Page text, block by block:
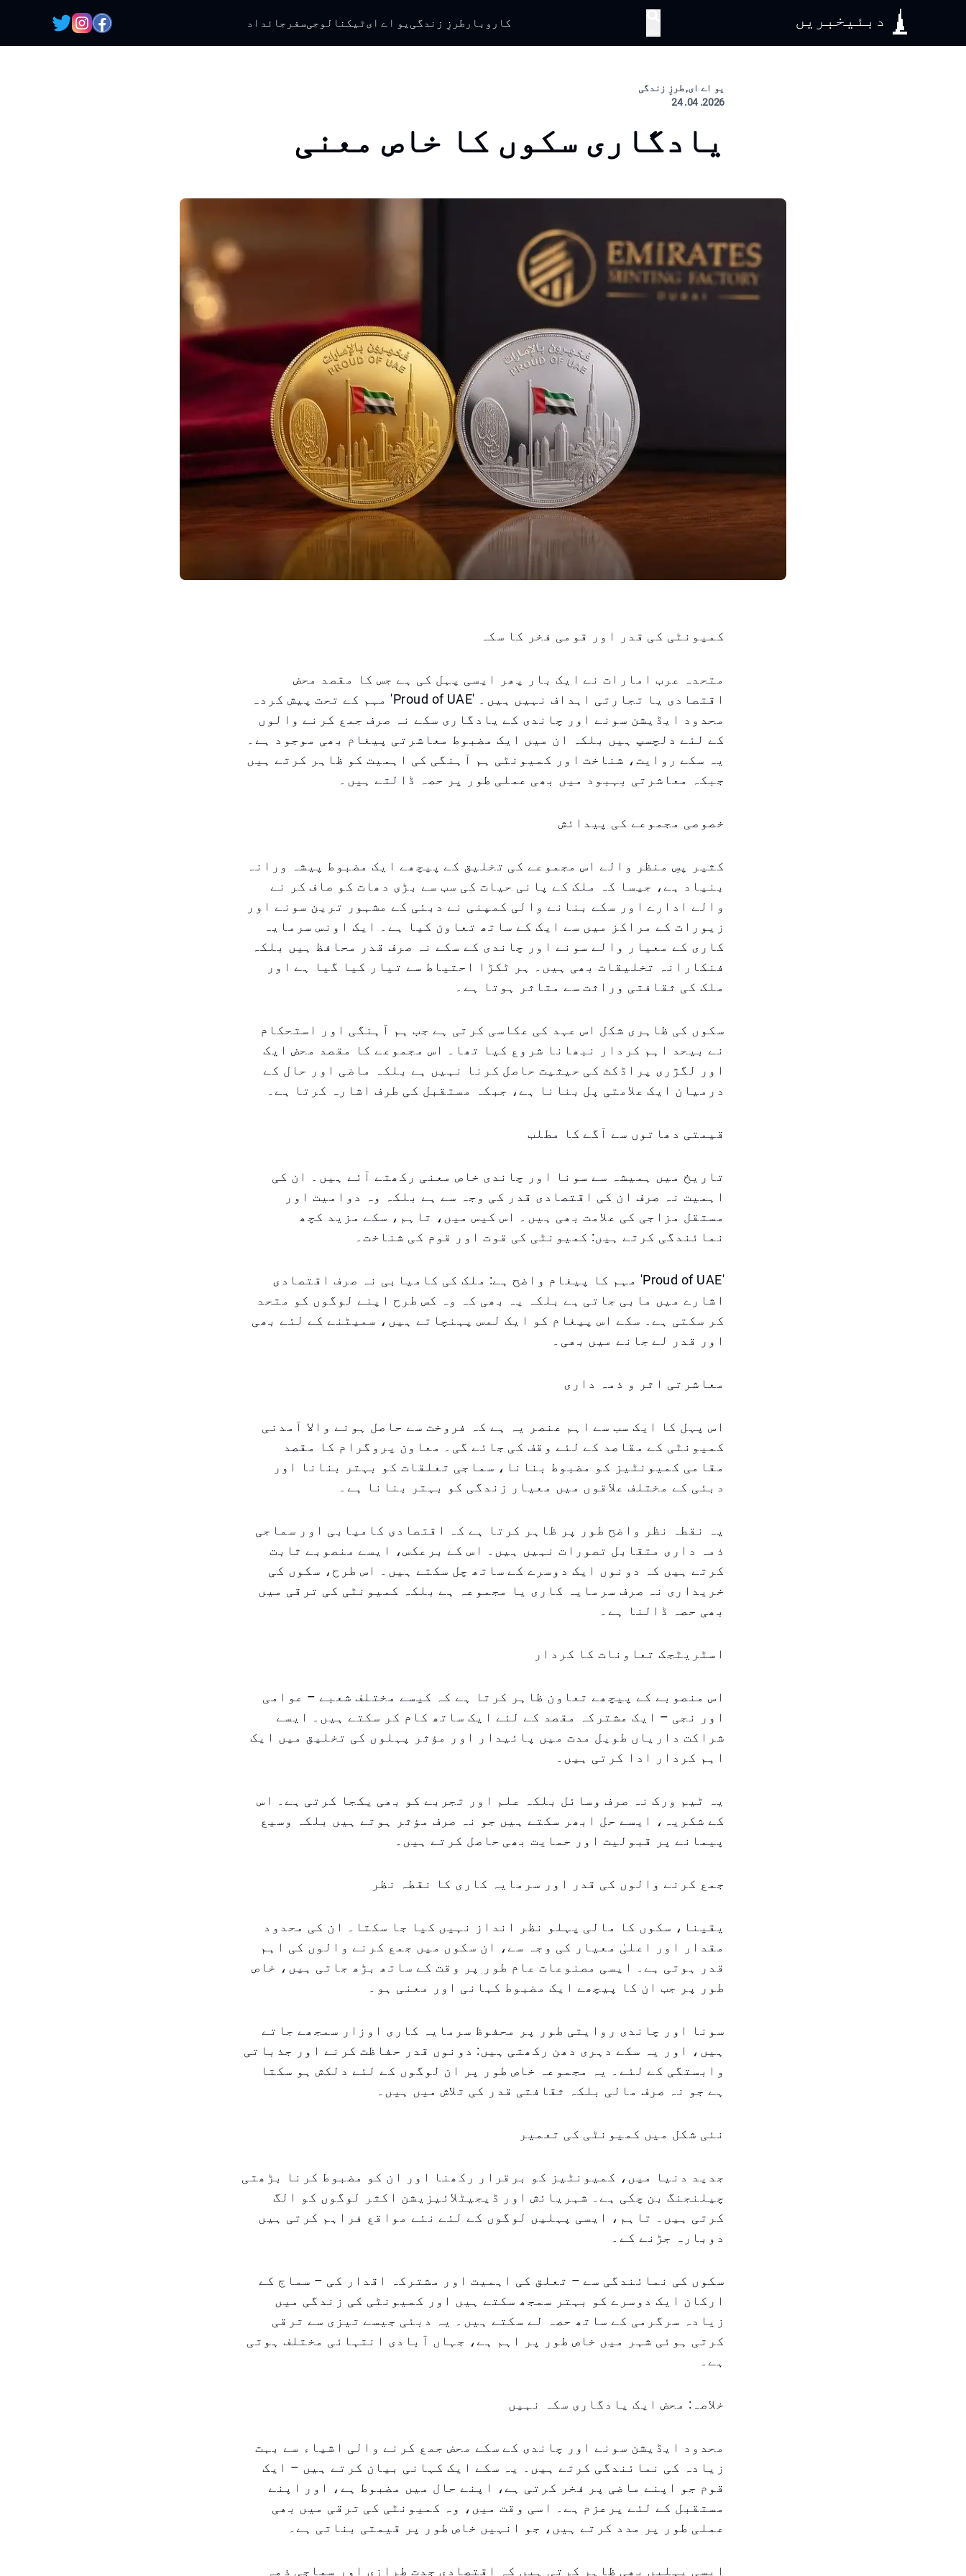
دبئیخبریں کاروبار طرزِ زندگی یو اے ایٹیکنالوجیسفر جائداد
یو اے ای, طرزِ زندگی
2026. 04. 24
یادگاری سکوں کا خاص معنی
کمیونٹی کی قدر اور قومی فخر کا سکہ
متحدہ عرب امارات نے ایک بار پھر ایسی پہل کی ہے جس کا مقصد محض
اقتصادی یا تجارتی اہداف نہیں ہیں۔ 'Proud of UAE' مہم کے تحت پیش کردہ
محدود ایڈیشن سونے اور چاندی کے یادگاری سکے نہ صرف جمع کرنے والوں
کے لئے دلچسپ ہیں بلکہ ان میں ایک مضبوط معاشرتی پیغام بھی موجود ہے۔
یہ سکے روایت، شناخت اور کمیونٹی ہم آہنگی کی اہمیت کو ظاہر کرتے ہیں
جبکہ معاشرتی بہبود میں بھی عملی طور پر حصہ ڈالتے ہیں۔
خصوصی مجموعے کی پیدائش
کثیر پسِ منظر والے اس مجموعے کی تخلیق کے پیچھے ایک مضبوط پیشہ ورانہ
بنیاد ہے، جیسا کہ ملک کے پانی حیات کی سب سے بڑی دھات کو صاف کر نے
والے ادارے اور سکے بنانے والی کمپنی نے دبئی کے مشہور ترین سونے اور
زیورات کے مراکز میں سے ایک کے ساتھ تعاون کیا ہے۔ ایک اونس سرمایہ
کاری کے معیار والے سونے اور چاندی کے سکے نہ صرف قدر محافظ ہیں بلکہ
فنکارانہ تخلیقات بھی ہیں۔ ہر ٹکڑا احتیاط سے تیار کیا گیا ہے اور
ملک کی ثقافتی وراثت سے متاثر ہوتا ہے۔
سکوں کی ظاہری شکل اس عہد کی عکاسی کرتی ہے جب ہم آہنگی اور استحکام
نے بیحد اہم کردار نبھانا شروع کیا تھا۔ اس مجموعے کا مقصد محض ایک
اور لگژری پراڈکٹ کی حیثیت حاصل کرنا نہیں ہے بلکہ ماضی اور حال کے
درمیان ایک علامتی پل بنانا ہے، جبکہ مستقبل کی طرف اشارہ کرتا ہے۔
قیمتی دھاتوں سے آگے کا مطلب
تاریخ میں ہمیشہ سے سونا اور چاندی خاص معنی رکھتے آئے ہیں۔ ان کی
اہمیت نہ صرف ان کی اقتصادی قدر کی وجہ سے ہے بلکہ وہ دوامیت اور
مستقل مزاجی کی علامت بھی ہیں۔ اس کیس میں، تاہم، سکے مزید کچھ
نمائندگی کرتے ہیں: کمیونٹی کی قوت اور قوم کی شناخت۔
'Proud of UAE' مہم کا پیغام واضح ہے: ملک کی کامیابی نہ صرف اقتصادی
اشارے میں مابی جاتی ہے بلکہ یہ بھی کہ وہ کس طرح اپنے لوگوں کو متحد
کر سکتی ہے۔ سکے اس پیغام کو ایک لمس پہنچاتے ہیں، سمیٹنے کے لئے بھی
اور قدر لے جانے میں بھی۔
معاشرتی اثر و ذمہ داری
اس پہل کا ایک سب سے اہم عنصر یہ ہے کہ فروخت سے حاصل ہونے والا آمدنی
کمیونٹی کے مقاصد کے لئے وقف کی جائے گی۔ معاون پروگرام کا مقصد
مقامی کمیونٹیز کو مضبوط بنانا، سماجی تعلقات کو بہتر بنانا اور
دبئی کے مختلف علاقوں میں معیار زندگی کو بہتر بنانا ہے۔
یہ نقطہ نظر واضح طور پر ظاہر کرتا ہے کہ اقتصادی کامیابی اور سماجی
ذمہ داری متقابل تصورات نہیں ہیں۔ اس کے برعکس، ایسے منصوبے ثابت
کرتے ہیں کہ دونوں ایک دوسرے کے ساتھ چل سکتے ہیں۔ اس طرح، سکوں کی
خریداری نہ صرف سرمایہ کاری یا مجموعہ ہے بلکہ کمیونٹی کی ترقی میں
بھی حصہ ڈالنا ہے۔
اسٹریٹجک تعاونات کا کردار
اس منصوبے کے پیچھے تعاون ظاہر کرتا ہے کہ کیسے مختلف شعبے – عوامی
اور نجی – ایک مشترکہ مقصد کے لئے ایک ساتھ کام کر سکتے ہیں۔ ایسے
شراکت داریاں طویل مدت میں پائیدار اور مؤثر پہلوں کی تخلیق میں ایک
اہم کردار ادا کرتی ہیں۔
یہ ٹیم ورک نہ صرف وسائل بلکہ علم اور تجربے کو بھی یکجا کرتی ہے۔ اس
کے شکریہ، ایسے حل ابھر سکتے ہیں جو نہ صرف مؤثر ہوتے ہیں بلکہ وسیع
پیمانے پر قبولیت اور حمایت بھی حاصل کرتے ہیں۔
جمع کرنے والوں کی قدر اور سرمایہ کاری کا نقطہ نظر
یقینا، سکوں کا مالی پہلو نظر انداز نہیں کیا جا سکتا۔ ان کی محدود
مقدار اور اعلیٰ معیار کی وجہ سے، ان سکوں میں جمع کرنے والوں کی اہم
قدر ہوتی ہے۔ ایسی مصنوعات عام طور پر وقت کے ساتھ بڑھ جاتی ہیں، خاص
طور پر جب ان کا پیچھے ایک مضبوط کہانی اور معنی ہو۔
سونا اور چاندی روایتی طور پر محفوظ سرمایہ کاری اوزار سمجھے جاتے
ہیں، اور یہ سکے دہری دھن رکھتی ہیں: دونوں قدر حفاظت کرنے اور جذباتی
وابستگی کے لئے۔ یہ مجموعہ خاص طور پر ان لوگوں کے لئے دلکش ہو سکتا
ہے جو نہ صرف مالی بلکہ ثقافتی قدر کی تلاش میں ہیں۔
نئی شکل میں کمیونٹی کی تعمیر
جدید دنیا میں، کمیونٹیز کو برقرار رکھنا اور ان کو مضبوط کرنا بڑھتی
چیلنجنگ بن چکی ہے۔ شہریائش اور ڈیجیٹلائیزیشن اکثر لوگوں کو الگ
کرتی ہیں۔ تاہم، ایسی پہلیں لوگوں کے لئے نئے مواقع فراہم کرتی ہیں
دوبارہ جڑنے کے۔
سکوں کی نمائندگی سے – تعلق کی اہمیت اور مشترکہ اقدار کی – سماج کے
ارکان ایک دوسرے کو بہتر سمجھ سکتے ہیں اور کمیونٹی کی زندگی میں
زیادہ سرگرمی کے ساتھ حصہ لے سکتے ہیں۔ یہ دبئی جیسے تیزی سے ترقی
کرتی ہوئی شہر میں خاص طور پر اہم ہے، جہاں آبادی انتہائی مختلف ہوتی
ہے۔
خلاصہ: محض ایک یادگاری سکہ نہیں
محدود ایڈیشن سونے اور چاندی کے سکے محض جمع کرنے والی اشیاء سے بہت
زیادہ کی نمائندگی کرتے ہیں۔ یہ سکے ایک کہانی بیان کرتے ہیں – ایک
قوم جو اپنے ماضی پر فخر کرتی ہے، اپنے حال میں مضبوط ہے، اور اپنے
مستقبل کے لئے پرعزم ہے۔ اسی وقت میں، وہ کمیونٹی کی ترقی میں بھی
عملی طور پر مدد کرتے ہیں، جو انہیں خاص طور پر قیمتی بناتی ہے۔
ایسی پہلیں بھی ظاہر کرتی ہیں کہ اقتصادی جدت طرازی اور سماجی ذمہ